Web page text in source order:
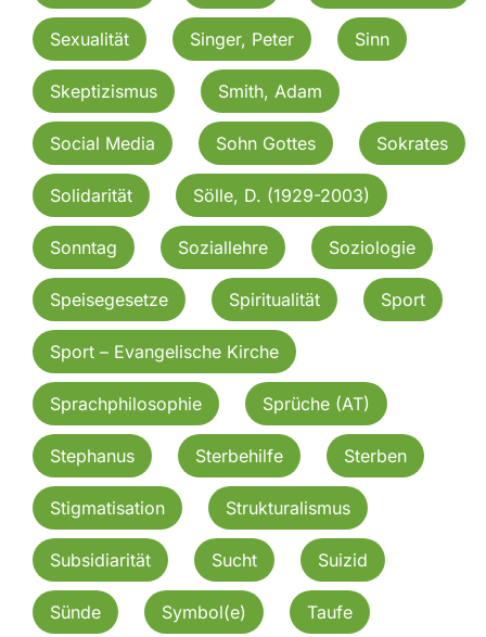
Sexualität Singer, Peter Sinn
Skeptizismus Smith, Adam
Social Media Sohn Gottes Sokrates
Solidarität Sölle, D. (1929-2003)
Sonntag Soziallehre Soziologie
Speisegesetze Spiritualität Sport
Sport – Evangelische Kirche
Sprachphilosophie Sprüche (AT)
Stephanus Sterbehilfe Sterben
Stigmatisation Strukturalismus
Subsidiarität Sucht Suizid
Sünde Symbol(e) Taufe